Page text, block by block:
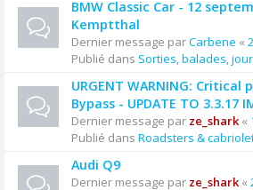
BMW Classic Car - 12
Kemptthal
Dernier message parCarbene «
Publié dans Sorties, balades,
URGENT WARNING:
Bypass - UPDATE TO 3.3.17
Dernier message par ze_shark«
Publié dans Roadsters &
Audi Q9
Dernier message par ze_shark«